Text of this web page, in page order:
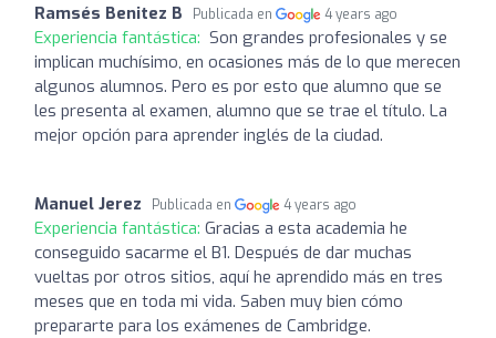
Ramsés Benitez B Publicada en 4 years ago
Experiencia fantástica: ‍ Son grandes profesionales y se
implican muchísimo, en ocasiones más de lo que merecen
algunos alumnos. Pero es por esto que alumno que se
les presenta al examen, alumno que se trae el título. La
mejor opción para aprender inglés de la ciudad.
Manuel Jerez Publicada en 4 years ago
Experiencia fantástica: Gracias a esta academia he
conseguido sacarme el B1. Después de dar muchas
vueltas por otros sitios, aquí he aprendido más en tres
meses que en toda mi vida. Saben muy bien cómo
prepararte para los exámenes de Cambridge.